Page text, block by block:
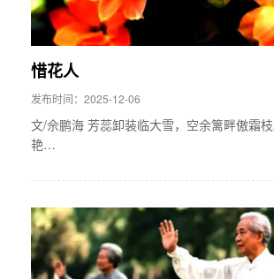
惜花人
发布时间：2025-12-06
文/佘鹏海 芳蕊卸装临大雪，空余篱畔傲霜
艳…